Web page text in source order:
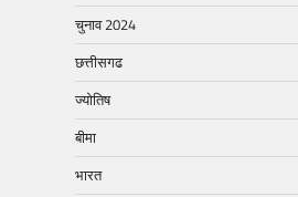
चुनाव 2024
छत्तीसगढ
ज्योतिष
बीमा
भारत